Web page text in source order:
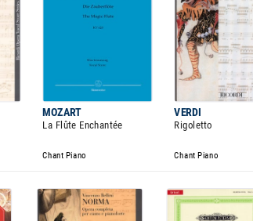
MOZART VERDI
La Flûte Enchantée Rigoletto
Chant Piano Chant Piano